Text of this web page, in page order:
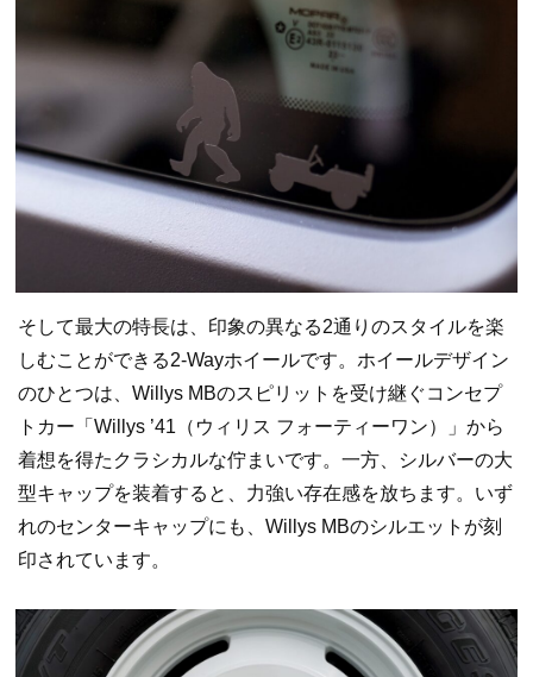
そして最大の特長は、印象の異なる2通りのスタイルを楽
しむことができる2-Wayホイールです。ホイールデザイン
のひとつは、Willys MBのスピリットを受け継ぐコンセプ
トカー「Willys ’41（ウィリス フォーティーワン）」から
着想を得たクラシカルな佇まいです。一方、シルバーの大
型キャップを装着すると、力強い存在感を放ちます。いず
れのセンターキャップにも、Willys MBのシルエットが刻
印されています。